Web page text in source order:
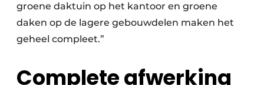
groene daktuin op het kantoor en groene
daken op de lagere gebouwdelen maken het
geheel compleet.”
Complete afwerking